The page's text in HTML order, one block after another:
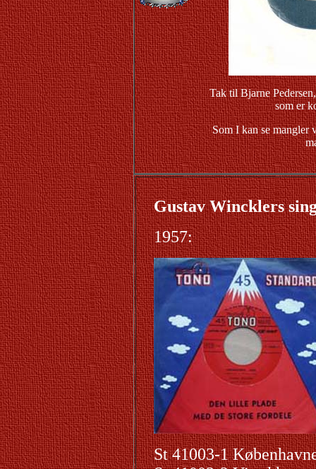
Tak til Bjarne
som er
Som I kan se mangler
Gustav Wincklers
1957:
St 41003-1